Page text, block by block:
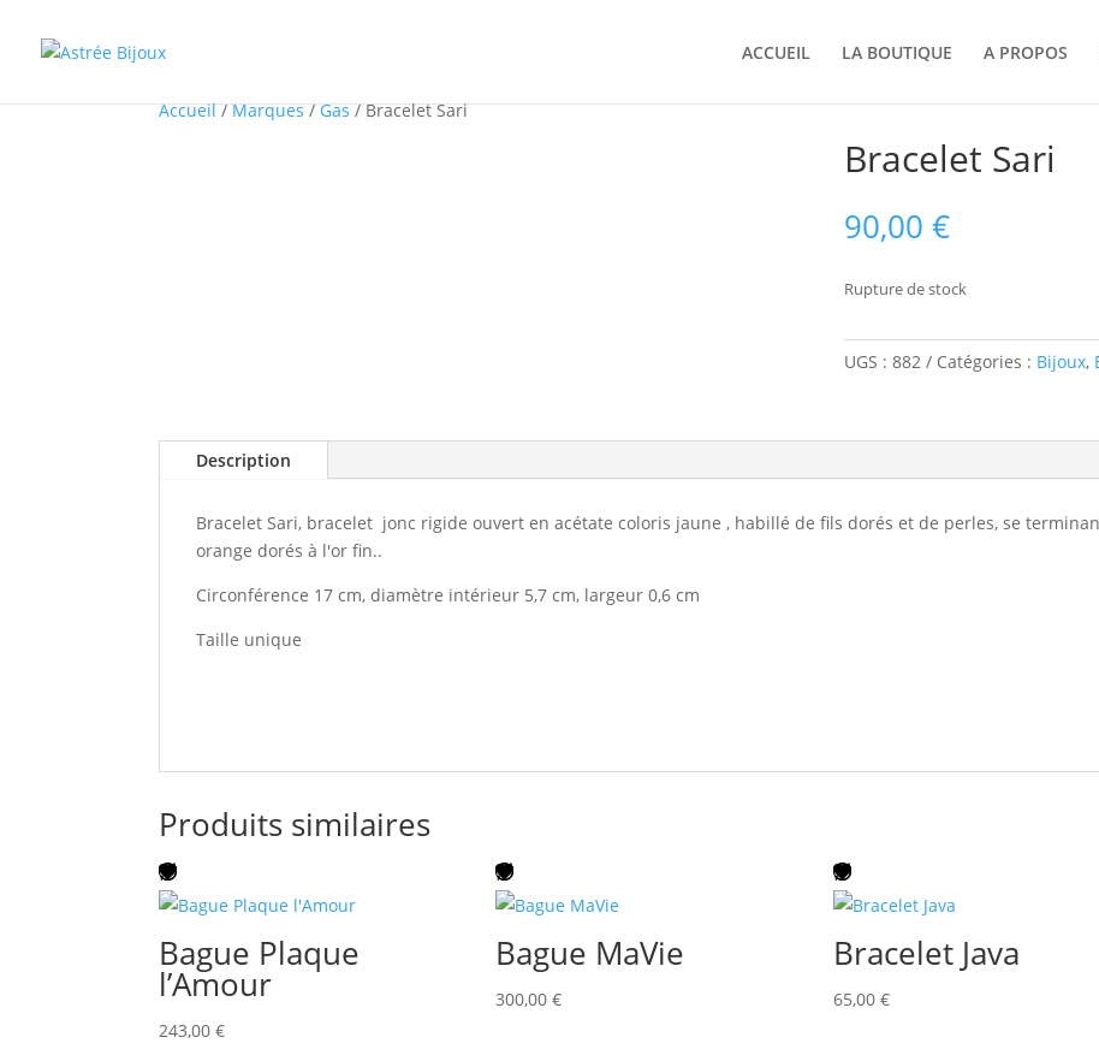
ACCUEIL LA BOUTIQUE A PROPOS
Accueil/Marques/Gas/ Bracelet Sari
Bracelet Sari
90,00 €
Rupture de stock
UGS : 882 Catégories : Bijoux,
Description
Bracelet Sari, bracelet jonc rigide ouvert en acétate coloris jaune , habillé de fils dorés et de perles, se
orange dorés à l'or fin..
Circonférence 17 cm, diamètre intérieur 5,7 cm, largeur 0,6 cm
Taille unique
Produits similaires
Bague Plaque
l’Amour
243,00 €
Bague MaVie
300,00€
Bracelet Java
65,00 €